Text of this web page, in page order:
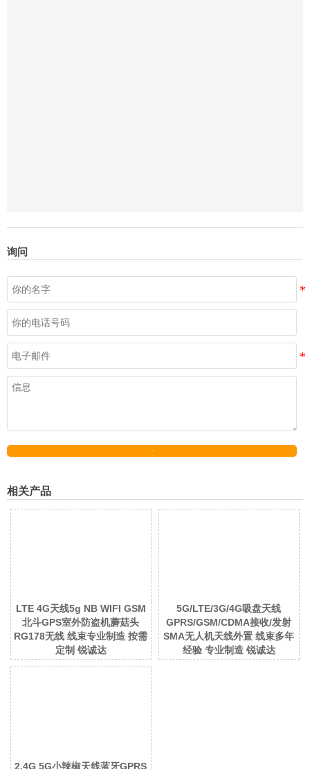
询问
相关产品
LTE 4G天线5g NB WIFI GSM
北斗GPS室外防盗机蘑菇头
RG178无线 线束专业制造 按需
定制 锐诚达
5G/LTE/3G/4G吸盘天线
GPRS/GSM/CDMA接收/发射
SMA无人机天线外置 线束多年
经验 专业制造 锐诚达
2.4G 5G小辣椒天线蓝牙GPRS